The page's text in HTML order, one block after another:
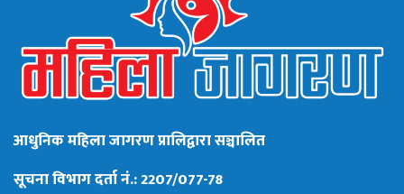
आधुनिक महिला जागरण प्रालिद्वारा सञ्चालित
सूचना विभाग दर्ता नं.: 2207/077-78